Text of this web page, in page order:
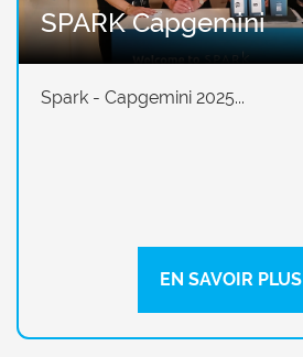
SPARK Capgemini
Spark - Capgemini 2025...
EN SAVOIR PLUS